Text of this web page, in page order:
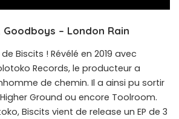
Goodboys – London Rain
Biscits ! Révélé en 2019 avec
Records, le producteur a
de chemin. Il a ainsi pu sortir
Ground ou encore Toolroom.
Biscits vient de release un EP de 3